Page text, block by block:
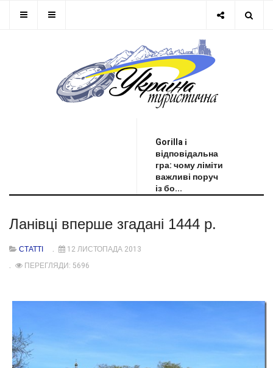
Gorilla і
відповідальна
гра: чому ліміти
важливі поруч
із бо...
Ланівці вперше згадані 1444 р.
СТАТТІ
12 ЛИСТОПАДА 2013
ПЕРЕГЛЯДИ: 5696